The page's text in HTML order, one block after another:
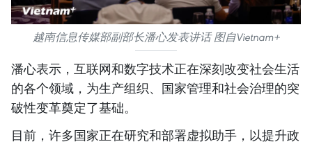
越南信息传媒部副部长潘心发表讲话 图自Vietnam+
潘心表示，互联网和数字技术正在深刻改变社会生活
的各个领域，为生产组织、国家管理和社会治理的突
破性变革奠定了基础。
目前，许多国家正在研究和部署虚拟助手，以提升政